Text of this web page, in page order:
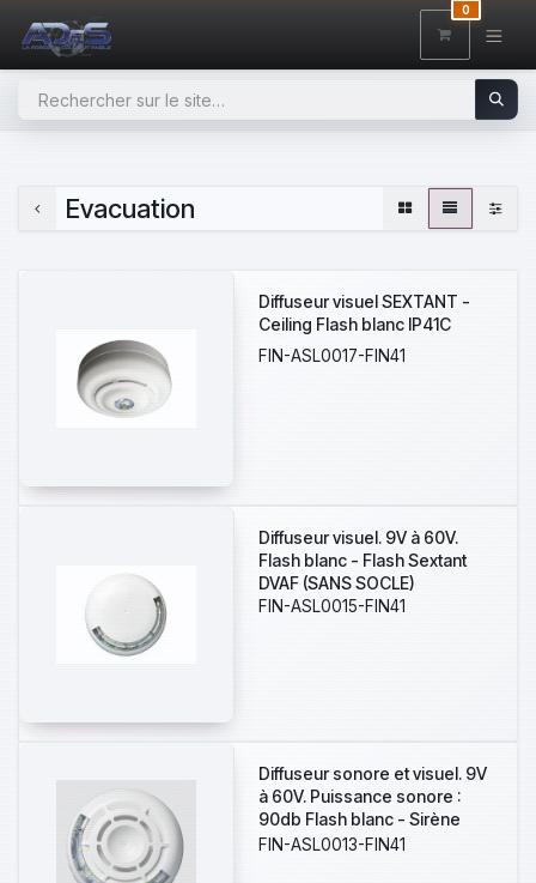
0
Evacuation
Diffuseur visuel SEXTANT -
Ceiling Flash blanc IP41C
FIN-ASL0017-FIN41
Diffuseur visuel. 9V à 60V.
Flash blanc - Flash Sextant
DVAF (SANS SOCLE)
FIN-ASL0015-FIN41
Diffuseur sonore et visuel. 9V
à 60V. Puissance sonore :
90db Flash blanc - Sirène
flash Sextant DSVAF
FIN-ASL0013-FIN41